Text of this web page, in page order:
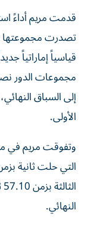
قدمت مريم أداءً
قياسياً إماراتياً
مجموعات الدور
إلى السباق
الأولى.
وتفوقت مريم في
النهائي.